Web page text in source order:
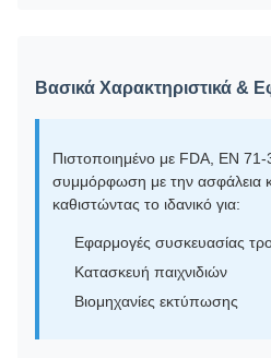
Βασικά Χαρακτηριστικά &
Πιστοποιημένο με FDA, EN 71-
συμμόρφωση με την ασφάλεια
καθιστώντας το ιδανικό για:
Εφαρμογές συσκευασίας
Κατασκευή παιχνιδιών
Βιομηχανίες εκτύπωσης